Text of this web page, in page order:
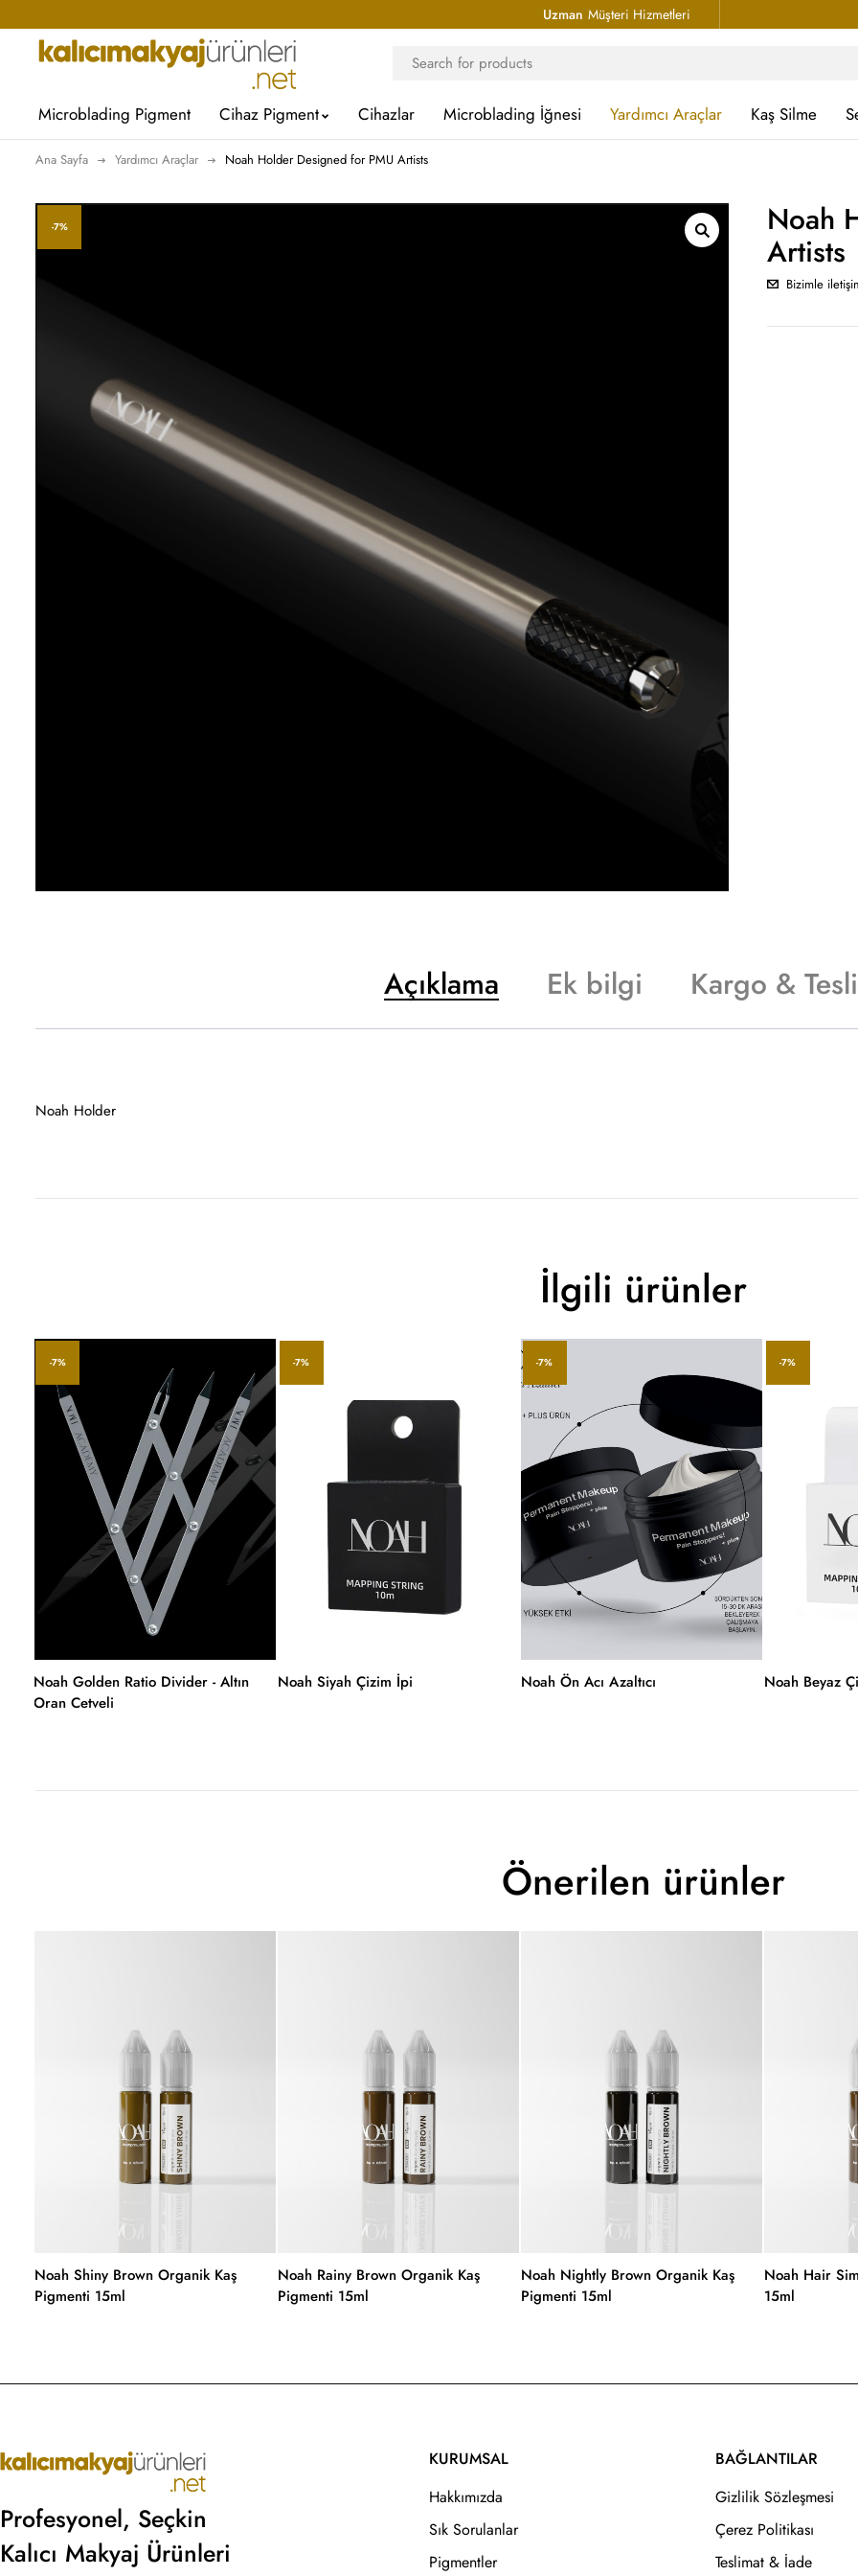
Uzman Müşteri Hizmetleri
Microblading Pigment Cihaz Pigment Cihazlar Microblading İğnesi Yardımcı Araçlar Kaş Silme
Ana Sayfa Yardımcı Araçlar Noah Holder Designed for PMU Artists
-7% Noah
Artists
Bizimle
Açıklama Ek bilgi Kargo &
Noah Holder
İlgili ürünler
-7%
Noah Golden Ratio Divider - Altın
Oran Cetveli
-7%
Noah Siyah Çizim İpi
-7%
Noah Ön Acı Azaltıcı
-7%
Noah Beyaz
Önerilen ürünler
Noah Shiny Brown Organik Kaş
Pigmenti 15ml
Noah Rainy Brown Organik Kaş
Pigmenti 15ml
Noah Nightly Brown Organik Kaş
Pigmenti 15ml
Noah Hair
15ml
Profesyonel, Seçkin
Kalıcı Makyaj Ürünleri
KURUMSAL
Hakkımızda
Sık Sorulanlar
Pigmentler
BAĞLANTILAR
Gizlilik Sözleşmesi
Çerez Politikası
Teslimat & İade